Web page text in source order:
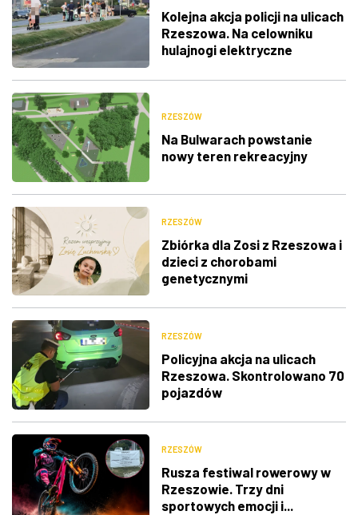
Kolejna akcja policji na ulicach
Rzeszowa. Na celowniku
hulajnogi elektryczne
RZESZÓW
Na Bulwarach powstanie
nowy teren rekreacyjny
RZESZÓW
Zbiórka dla Zosi z Rzeszowa i
dzieci z chorobami
genetycznymi
RZESZÓW
Policyjna akcja na ulicach
Rzeszowa. Skontrolowano 70
pojazdów
RZESZÓW
Rusza festiwal rowerowy w
Rzeszowie. Trzy dni
sportowych emocji i...